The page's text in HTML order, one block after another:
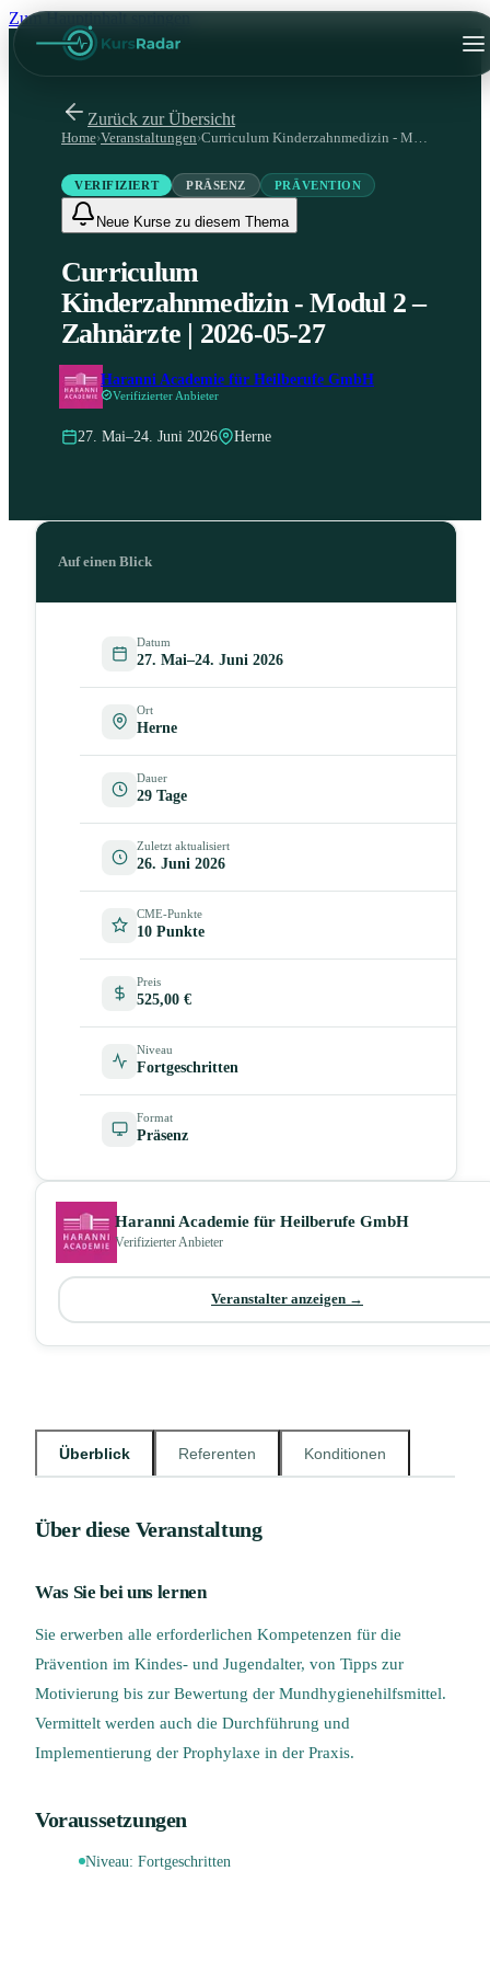
Zum Hauptinhalt springen
Zurück zur Übersicht
Home›Veranstaltungen› Curriculum Kinderzahnmedizin - Modul 2 – Zahnärzte | 2026-05-27
VERIFIZIERT PRÄSENZ PRÄVENTION
Neue Kurse zu diesem Thema
Curriculum
Kinderzahnmedizin - Modul 2 –
Zahnärzte | 2026-05-27
Haranni Academie für Heilberufe GmbH
Verifizierter Anbieter
27. Mai–24. Juni 2026 Herne
Überblick Referenten Konditionen
Über diese Veranstaltung
Was Sie bei uns lernen
Sie erwerben alle erforderlichen Kompetenzen für die
Prävention im Kindes- und Jugendalter, von Tipps zur
Motivierung bis zur Bewertung der Mundhygienehilfsmittel.
Vermittelt werden auch die Durchführung und
Implementierung der Prophylaxe in der Praxis.
Voraussetzungen
Niveau: Fortgeschritten
Auf einen Blick
Datum
27. Mai–24. Juni 2026
Ort
Herne
Dauer
29 Tage
Zuletzt aktualisiert
26. Juni 2026
CME-Punkte
10 Punkte
Preis
525,00 €
Niveau
Fortgeschritten
Format
Präsenz
Haranni Academie für Heilberufe GmbH
Verifizierter Anbieter
Veranstalter anzeigen →